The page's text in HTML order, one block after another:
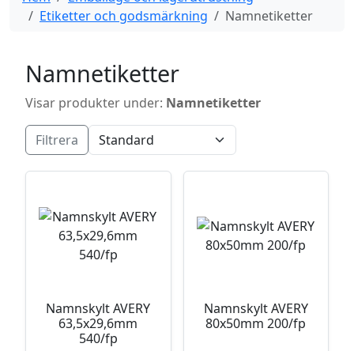
Etiketter och godsmärkning
Namnetiketter
Namnetiketter
Visar produkter under: Namnetiketter
Filtrera
Namnskylt AVERY
63,5x29,6mm
540/fp
Namnskylt AVERY
80x50mm 200/fp